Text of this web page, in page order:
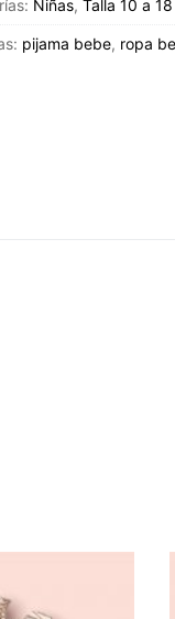
Niñas, Talla 10 a
pijama bebe, ropa